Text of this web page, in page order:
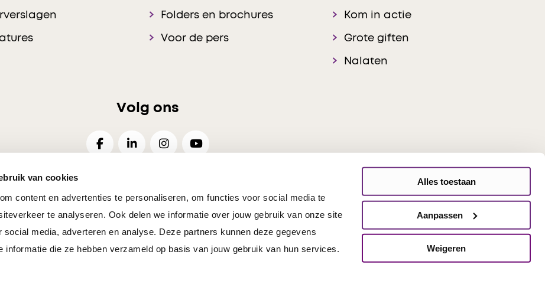
van cookies
content en advertenties te personaliseren, om functies voor social media te
te analyseren. Ook delen we informatie over jouw gebruik van onze site
social media, adverteren en analyse. Deze partners kunnen deze gegevens
informatie die ze hebben verzameld op basis van jouw gebruik van hun services.
Alles toestaan
Aanpassen
Weigeren
Folders en brochures
Voor de pers
Kom in actie
Grote giften
Nalaten
Volg ons
Disclaimer Privacy Cookies Voorkeuren Responsible Disclosure